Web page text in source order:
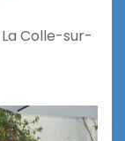
Colle-sur-